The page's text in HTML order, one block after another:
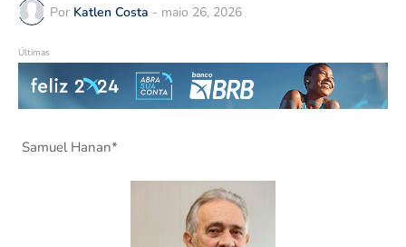
Por Katlen Costa - maio 26, 2026
Últimas
Samuel Hanan*